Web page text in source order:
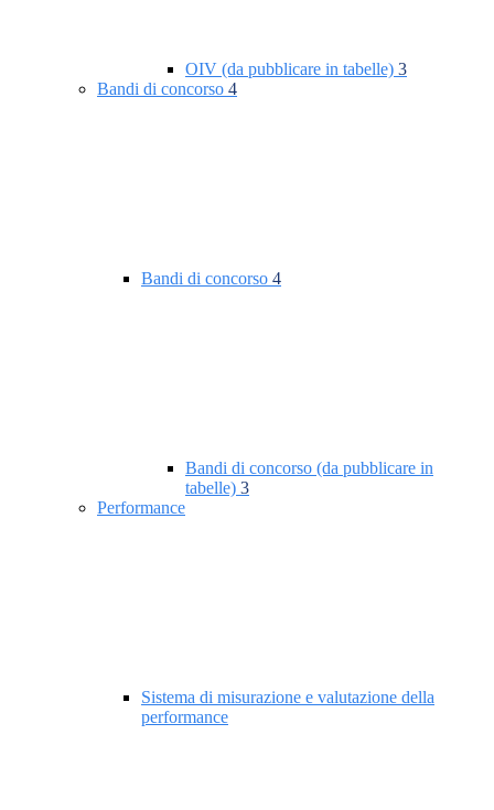
OIV (da pubblicare in tabelle) 3
Bandi di concorso 4
Bandi di concorso 4
Bandi di concorso (da pubblicare in
tabelle) 3
Performance
Sistema di misurazione e valutazione della
performance